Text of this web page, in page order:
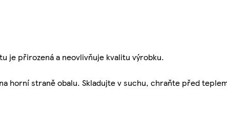
je přirozená a neovlivňuje kvalitu výrobku.
horní straně obalu. Skladujte v suchu, chraňte před